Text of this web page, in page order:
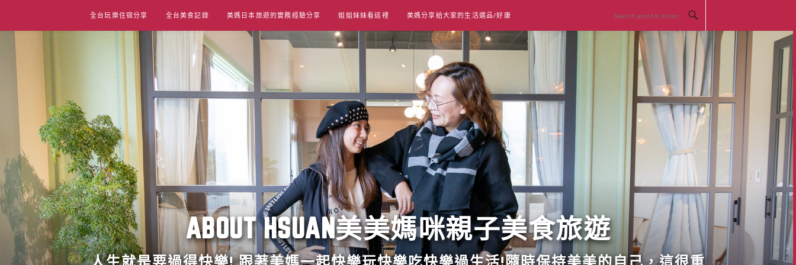
content
全台玩樂住宿分享 全台美食記錄 美媽日本旅遊的實務經驗分享 姐姐妹妹看這裡 美媽分享給大家的生活選品/好康
ABOUT HSUAN美美媽咪親子美食旅遊